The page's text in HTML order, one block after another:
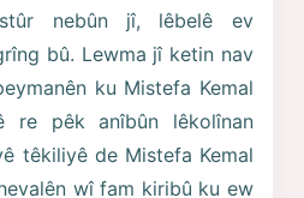
nebûn jî, lêbelê ev
bû. Lewma jî ketin nav
ku Mistefa Kemal
re pêk anîbûn lêkolînan
têkiliyê de Mistefa Kemal
wî fam kiribû ku ew